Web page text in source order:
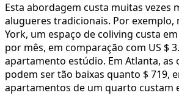
Esta abordagem custa muitas vezes
alugueres tradicionais. Por exemplo,
York, um espaço de coliving custa
por mês, em comparação com US $
apartamento estúdio. Em Atlanta, as
podem ser tão baixas quanto $ 719,
apartamentos de um quarto custam